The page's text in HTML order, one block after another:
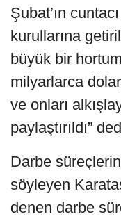
Şubat’ın
kurullarına
büyük bir
milyarlarca
ve onları
paylaştırıldı”
Darbe
söyleyen
denen darbe